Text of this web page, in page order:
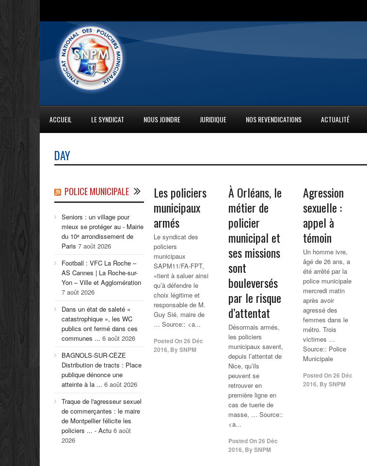
ACCUEIL LE SYNDICAT NOUS JOINDRE JURIDIQUE NOS REVENDICATIONS ACTUALITÉ
DAY
Lespoliciers
municipaux
armés
Le syndicat des
policiers
municipaux
SAPM11/FA-FPT,
«tient à saluer ainsi
qu’à défendre le
choix légitime et
responsable de M.
Guy Sié, maire de
… Source:: <a...
Posted On26 Déc
2016, BySNPM
À Orléans, le
métier de
policier
municipal et
ses missions
sont
bouleversés
par le risque
d’attentat
Désormais armés,
les policiers
municipaux savent,
depuis l’attentat de
Nice, qu’ils
peuvent se
retrouver en
première ligne en
cas de tuerie de
masse, … Source::
<a...
Posted On26 Déc
2016, BySNPM
Agression
sexuelle :
appel à
témoin
Un homme ivre,
âgé de 26 ans, a
été arrêté par la
police municipale
mercredi matin
après avoir
agressé des
femmes dans le
métro. Trois
victimes …
Source:: Police
Municipale
Posted On26 Déc
2016, BySNPM
POLICE MUNICIPALE
Seniors : un village pour
mieux se protéger au - Mairie
du 10ᵉ arrondissement de
Paris 7 août 2026
Football : VFC La Roche –
AS Cannes | La Roche-sur-
Yon – Ville et Agglomération
7 août 2026
Dans un état de saleté «
catastrophique », les WC
publics ont fermé dans ces
communes ... 6 août 2026
BAGNOLS-SUR-CÈZE
Distribution de tracts : Place
publique dénonce une
atteinte à la ... 6 août 2026
Traque de l'agresseur sexuel
de commerçantes : le maire
de Montpellier félicite les
policiers ... - Actu 6 août
2026